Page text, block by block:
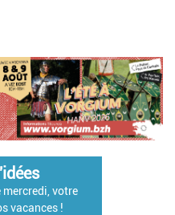
mercredi, votre
vacances !